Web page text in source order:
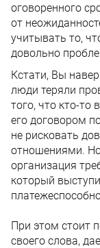
оговоренного
от
учитывать то,
довольно
Кстати, Вы
люди теряли
того, что кто-то
его договором
не рисковать
отношениями.
организация
который
При этом стоит
своего слова,